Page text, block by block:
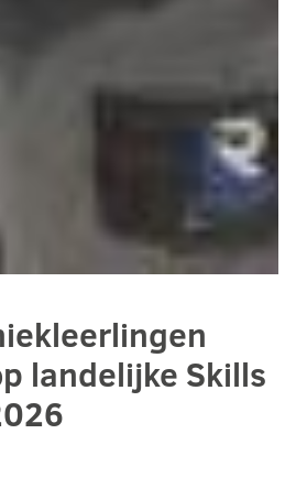
landelijke Skills